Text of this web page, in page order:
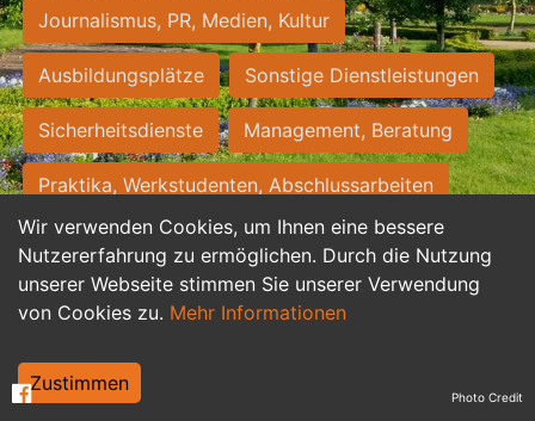
Wir verwenden Cookies, um Ihnen eine bessere
Nutzererfahrung zu ermöglichen. Durch die Nutzung
unserer Webseite stimmen Sie unserer Verwendung
von Cookies zu. Mehr Informationen
Zustimmen
Journalismus, PR, Medien, Kultur
Ausbildungsplätze Sonstige Dienstleistungen
Sicherheitsdienste Management, Beratung
Praktika, Werkstudenten, Abschlussarbeiten
Personalwesen Assistenz, Sekretariat
Hilfskräfte, Aushilfs- und Nebenjobs
Weiterbildung, Studium, duale Ausbildung Photo Credit